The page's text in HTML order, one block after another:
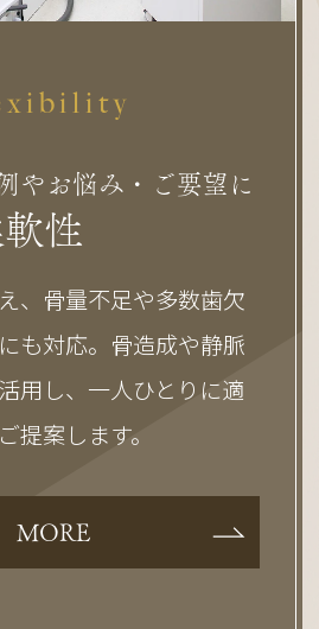
やお悩み・ご要望に
性
、骨量不足や多数歯欠
も対応。骨造成や静脈
用し、一人ひとりに適
提案します。
MORE